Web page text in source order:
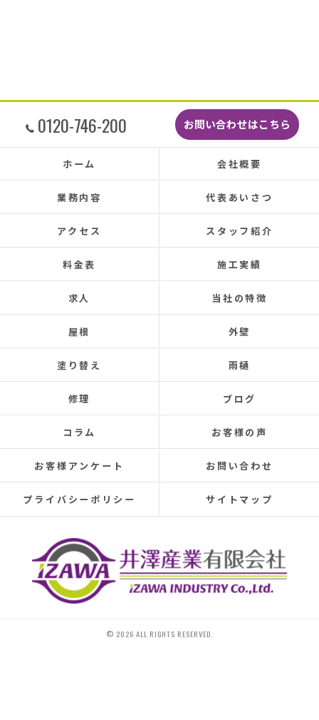
しっかり直していただいたのでその後雨漏りも
もちろんなく、先日はかなりのドシャ降りでし
たがポツポツ音も一切ありませんでした。
本当に井澤さんにお願いしてよかったです、ま
た皆さまとても感じの良い方ばかりで安心して
お任せできました。
あと口コミを書いてくださった皆さまのおかげ
で井澤産業さんを知ることができました。
この場をお借りして感謝いたします。
この度は本当にありがとうございました。
今後ともよろしくお願いします！ (Translated by
Google) My 50-year-old house has been plagued by roof
leaks for about 20 years.
Three times so far, the ceiling has leaked, and although
the leaks were repaired each time, the problem was
never completely fixed.
Even after repairs, the dripping sound would reappear
elsewhere, making rainy days incredibly depressing.
This time, I was determined to have the cause identified
and repaired, so I searched online reviews daily and
finally found Izawa Sangyo.
From the initial estimate, it was completely different
from anything I'd experienced before.
They conducted a thorough leak investigation
throughout the morning, using drones, infrared sensors,
and inspecting the attic from the second-floor closet,
and were able to pinpoint the leak location.
They discovered that the roof tiles were significantly
deteriorated, with cracks in several places and even a
hole in one spot.
Ideally, I would have liked to replace the entire roof, but
since I plan to move in the next 10-15 years, I requested
0120-746-200 お問い合わせはこちら
ホーム 会社概要
業務内容 代表あいさつ
アクセス スタッフ紹介
料金表 施工実績
求人 当社の特徴
屋根 外壁
塗り替え 雨樋
修理 ブログ
コラム お客様の声
お客様アンケート お問い合わせ
プライバシーポリシー サイトマップ
© 2026 ALL RIGHTS RESERVED.